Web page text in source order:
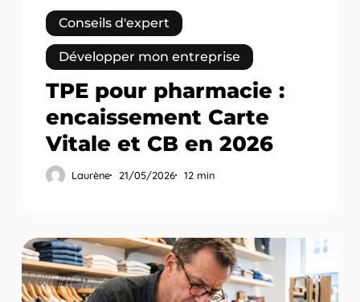
2026
Conseils d'expert
Développer mon entreprise
TPE pour pharmacie :
encaissement Carte
Vitale et CB en 2026
Laurène 21/05/2026 12 min
Sécurité
TPE
: